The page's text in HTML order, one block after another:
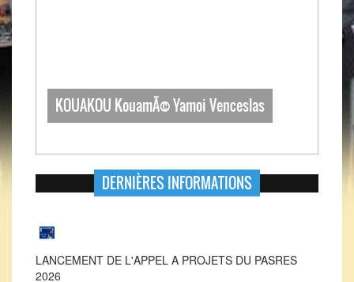
KOUAKOU KouamÃ© Yamoi Venceslas
DERNIÈRES INFORMATIONS
LANCEMENT DE L'APPEL A PROJETS DU PASRES
2026